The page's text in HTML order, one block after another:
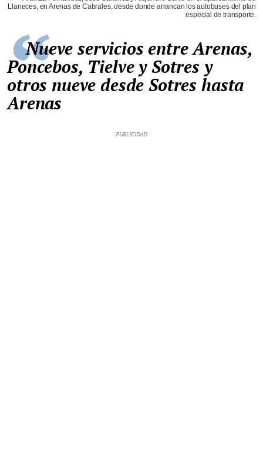
Llaneces, en Arenas de Cabrales, desde donde arrancan los autobuses del plan
especial de transporte.
Nueve servicios entre Arenas,
Poncebos, Tielve y Sotres y
otros nueve desde Sotres hasta
Arenas